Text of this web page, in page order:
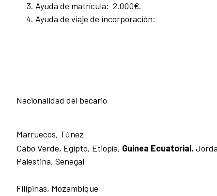
Ayuda de matrícula: 2.000€.
Ayuda de viaje de incorporación:
Nacionalidad del becario
Marruecos, Túnez
Cabo Verde, Egipto, Etiopía, Guinea Ecuatorial,
Palestina, Senegal
Filipinas, Mozambique